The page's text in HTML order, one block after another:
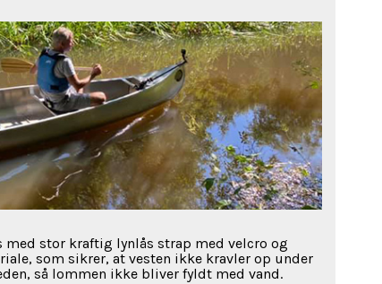
med stor kraftig lynlås strap med velcro og
som sikrer, at vesten ikke kravler op under
så lommen ikke bliver fyldt med vand.